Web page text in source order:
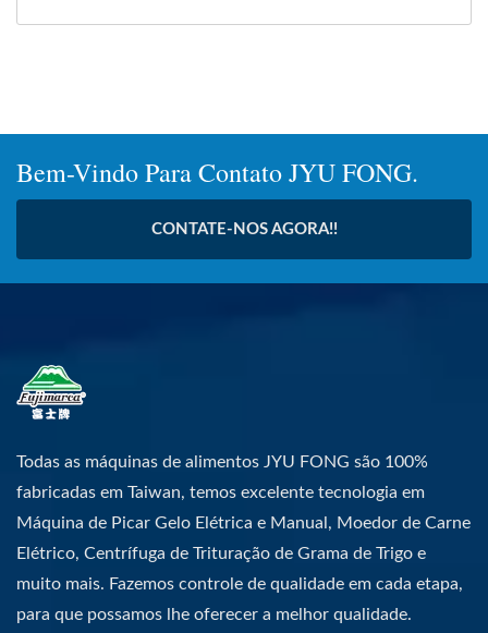
Bem-Vindo Para Contato JYU FONG.
CONTATE-NOS AGORA!!
Todas as máquinas de alimentos JYU FONG são 100%
fabricadas em Taiwan, temos excelente tecnologia em
Máquina de Picar Gelo Elétrica e Manual, Moedor de Carne
Elétrico, Centrífuga de Trituração de Grama de Trigo e
muito mais. Fazemos controle de qualidade em cada etapa,
para que possamos lhe oferecer a melhor qualidade.